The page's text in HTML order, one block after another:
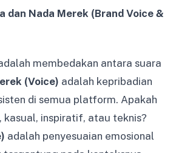
dan Nada Merek (Brand Voice &
membedakan antara suara
(Voice) adalah kepribadian
di semua platform. Apakah
kasual, inspiratif, atau teknis?
adalah penyesuaian emosional